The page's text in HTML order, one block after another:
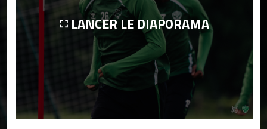
LANCER LE DIAPORAMA